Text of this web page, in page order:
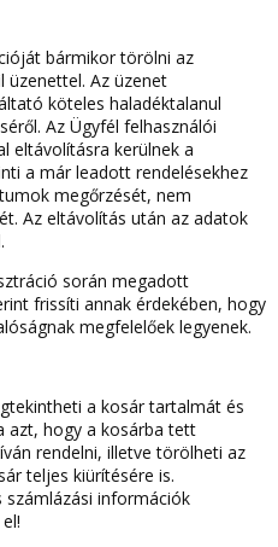
bármikor törölni az
üzenettel. Az üzenet
köteles haladéktalanul
Az Ügyfél felhasználói
eltávolításra kerülnek a
a már leadott rendelésekhez
megőrzését, nem
Az eltávolítás után az adatok
során megadott
frissíti annak érdekében, hogy
megfelelőek legyenek.
a kosár tartalmát és
azt, hogy a kosárba tett
rendelni, illetve törölheti az
teljes kiürítésére is.
számlázási információk